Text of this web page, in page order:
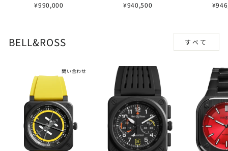
¥990,000 ¥940,500
BELL&ROSS すべて
問い合わせ